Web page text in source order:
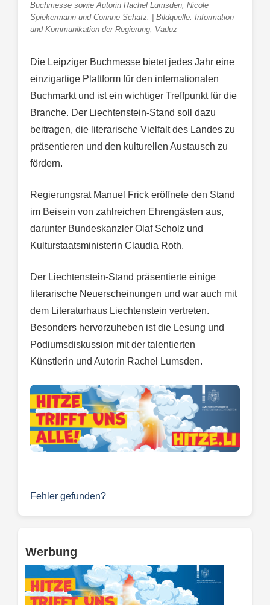
Buchmesse sowie Autorin Rachel Lumsden, Nicole
Spiekermann und Corinne Schatz. | Bildquelle: Information
und Kommunikation der Regierung, Vaduz
Die Leipziger Buchmesse bietet jedes Jahr eine
einzigartige Plattform für den internationalen
Buchmarkt und ist ein wichtiger Treffpunkt für die
Branche. Der Liechtenstein-Stand soll dazu
beitragen, die literarische Vielfalt des Landes zu
präsentieren und den kulturellen Austausch zu
fördern.
Regierungsrat Manuel Frick eröffnete den Stand
im Beisein von zahlreichen Ehrengästen aus,
darunter Bundeskanzler Olaf Scholz und
Kulturstaatsministerin Claudia Roth.
Der Liechtenstein-Stand präsentierte einige
literarische Neuerscheinungen und war auch mit
dem Literaturhaus Liechtenstein vertreten.
Besonders hervorzuheben ist die Lesung und
Podiumsdiskussion mit der talentierten
Künstlerin und Autorin Rachel Lumsden.
Fehler gefunden?
Werbung